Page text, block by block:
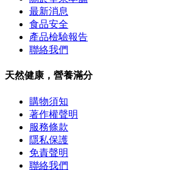
最新消息
食品安全
產品檢驗報告
聯絡我們
天然健康，營養滿分
購物須知
著作權聲明
服務條款
隱私保護
免責聲明
聯絡我們